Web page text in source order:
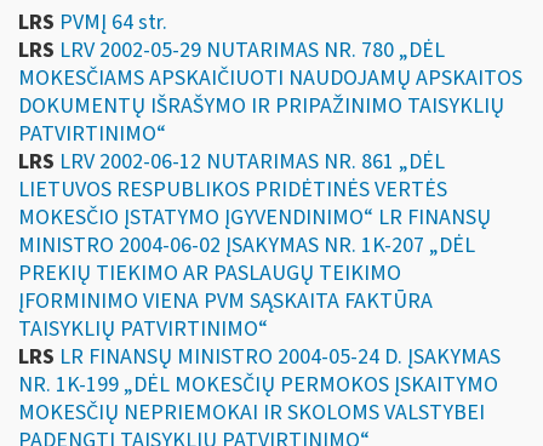
LRS PVMĮ 64 str.
LRS LRV 2002-05-29 NUTARIMAS NR. 780 „DĖL
MOKESČIAMS APSKAIČIUOTI NAUDOJAMŲ APSKAITOS
DOKUMENTŲ IŠRAŠYMO IR PRIPAŽINIMO TAISYKLIŲ
PATVIRTINIMO“
LRS LRV 2002-06-12 NUTARIMAS NR. 861 „DĖL
LIETUVOS RESPUBLIKOS PRIDĖTINĖS VERTĖS
MOKESČIO ĮSTATYMO ĮGYVENDINIMO“ LR FINANSŲ
MINISTRO 2004-06-02 ĮSAKYMAS NR. 1K-207 „DĖL
PREKIŲ TIEKIMO AR PASLAUGŲ TEIKIMO
ĮFORMINIMO VIENA PVM SĄSKAITA FAKTŪRA
TAISYKLIŲ PATVIRTINIMO“
LRS LR FINANSŲ MINISTRO 2004-05-24 D. ĮSAKYMAS
NR. 1K-199 „DĖL MOKESČIŲ PERMOKOS ĮSKAITYMO
MOKESČIŲ NEPRIEMOKAI IR SKOLOMS VALSTYBEI